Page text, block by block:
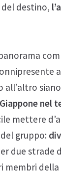
destino,
all’altro
nel
mettere
gruppo:
due strade
della